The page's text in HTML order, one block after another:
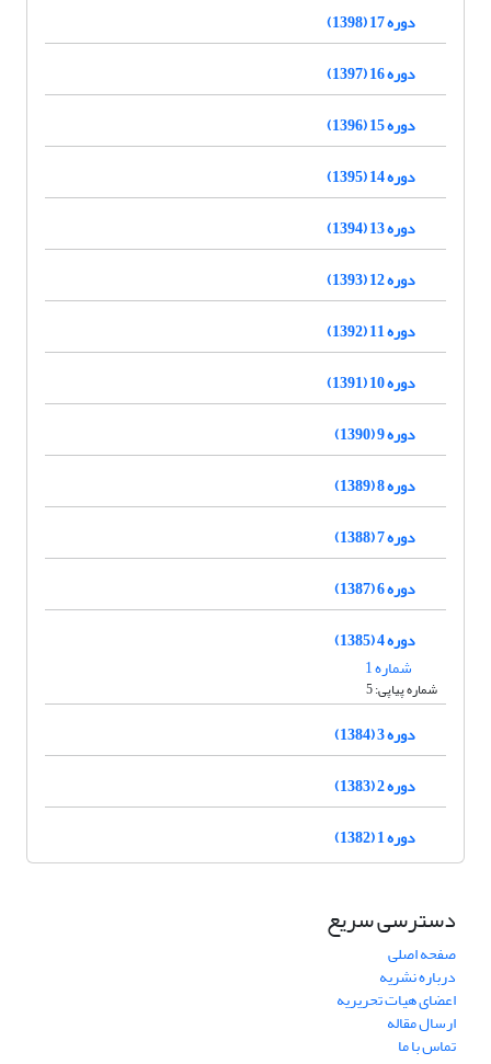
دوره 17 (1398)
دوره 16 (1397)
دوره 15 (1396)
دوره 14 (1395)
دوره 13 (1394)
دوره 12 (1393)
دوره 11 (1392)
دوره 10 (1391)
دوره 9 (1390)
دوره 8 (1389)
دوره 7 (1388)
دوره 6 (1387)
دوره 4 (1385)
شماره 1
شماره پیاپی: 5
دوره 3 (1384)
دوره 2 (1383)
دوره 1 (1382)
دسترسی سریع
صفحه اصلی
درباره نشریه
اعضای هیات تحریریه
ارسال مقاله
تماس با ما